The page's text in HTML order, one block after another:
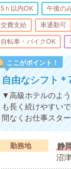
5ｈ以内OK 午後の
交費支給 車通勤可
自転車・バイクOK
ここがポイント！
自由なシフト
▼高級ホテルのよ
も長く続けやすい
間なくお仕事スター
勤務地
静
沼